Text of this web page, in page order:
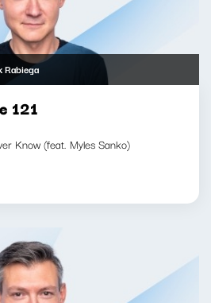
Rabiega
121
Know (feat. Myles Sanko)